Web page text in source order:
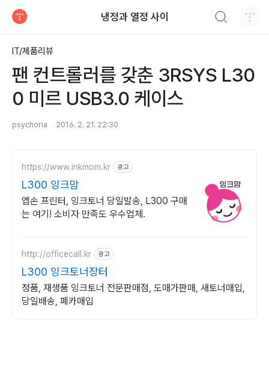
냉정과 열정 사이
IT/제품리뷰
팬 컨트롤러를 갖춘 3RSYS L30
0 미르 USB3.0 케이스
psychoria 2016. 2. 21. 22:30
https://www.inkmom.kr 광고
L300 잉크맘
엡손 프린터, 잉크토너 당일발송, L300 구매
는 여기! 소비자 만족도 우수업체.
http://officecall.kr 광고
L300 잉크토너장터
정품, 재생품 잉크토너 전문판매점, 도매가판매, 새토너매입,
당일배송, 폐카매입